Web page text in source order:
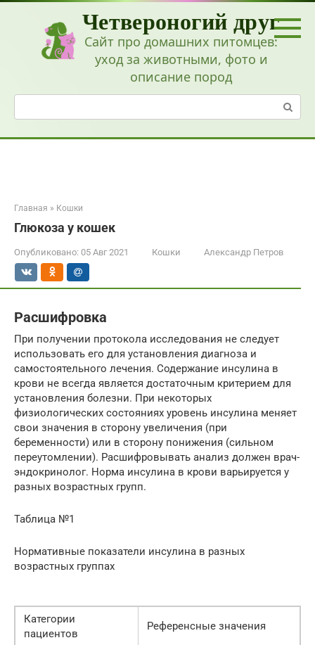
Перейти
Четвероногий друг
Сайт про домашних питомцев:
уход за животными, фото и
описание пород
Поиск:
Главная » Кошки
Глюкоза у кошек
Опубликовано: 05 Авг 2021 Кошки Александр Петров
Расшифровка
При получении протокола исследования не следует
использовать его для установления диагноза и
самостоятельного лечения. Содержание инсулина в
крови не всегда является достаточным критерием для
установления болезни. При некоторых
физиологических состояниях уровень инсулина меняет
свои значения в сторону увеличения (при
беременности) или в сторону понижения (сильном
переутомлении). Расшифровывать анализ должен врач-
эндокринолог. Норма инсулина в крови варьируется у
разных возрастных групп.
Таблица №1
Нормативные показатели инсулина в разных
возрастных группах
Категории
пациентов
Референсные значения